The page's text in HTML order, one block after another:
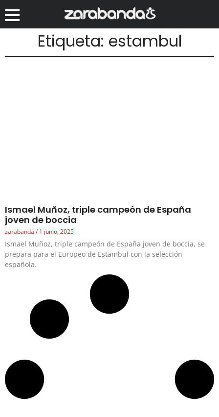
Etiqueta: estambul
Ismael Muñoz, triple campeón de España
joven de boccia
zarabanda 1 junio, 2025
Ismael Muñoz, triple campeón de España joven de boccia, se
prepara para el Europeo de Estambul con la selección
española.